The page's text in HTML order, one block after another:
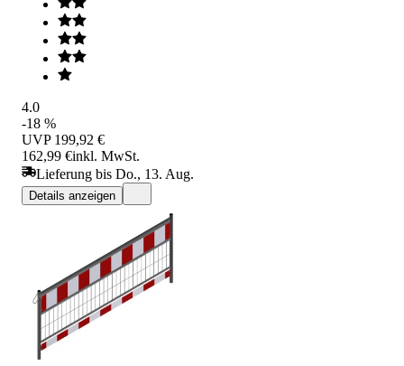
4.0
-18 %
UVP 199,92 €
162,99 €inkl. MwSt.
Lieferung bis Do., 13. Aug.
Details anzeigen